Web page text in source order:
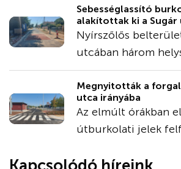
Sebességlassító
alakítottak ki a Sugár
Nyírszőlős
utcában három
Megnyitották a
utca irányába
Az elmúlt órákban
útburkolati jelek